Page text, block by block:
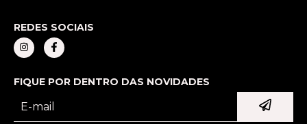
REDES SOCIAIS
FIQUE POR DENTRO DAS NOVIDADES